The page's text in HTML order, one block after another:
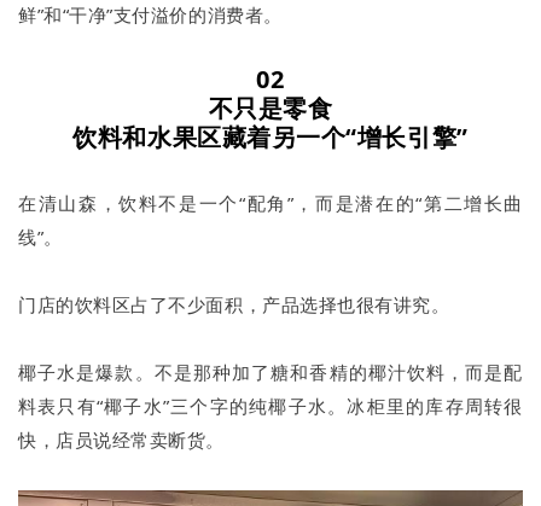
鲜”和“干净”支付溢价的消费者。
02
不只是零食
饮料和水果区藏着另一个“增长引擎”
在清山森，饮料不是一个“配角”，而是潜在的“第二增长曲
线”。
门店的饮料区占了不少面积，产品选择也很有讲究。
椰子水是爆款。不是那种加了糖和香精的椰汁饮料，而是配
料表只有“椰子水”三个字的纯椰子水。冰柜里的库存周转很
快，店员说经常卖断货。